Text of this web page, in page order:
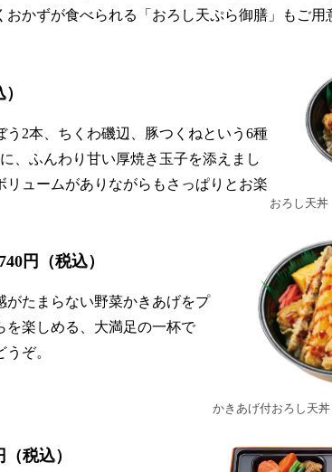
かずが食べられる「おろし天ぷら御膳」もご用
2本、ちくわ磯辺、豚つくねという6種
、ふんわり甘い厚焼き玉子を添えまし
リュームがありながらもさっぱりとお楽
おろし天丼
円（税込）
たまらない野菜かきあげをプ
を楽しめる、大満足の一杯で
ぞ。
かきあげ付おろし天丼
税込）